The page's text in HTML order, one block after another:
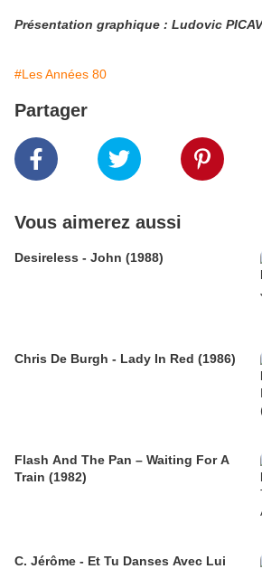
Présentation graphique : Ludovic
#Les Années 80
Partager
Vous aimerez aussi
Desireless - John (1988)
Chris De Burgh - Lady In Red (1986)
Flash And The Pan – Waiting For A
Train (1982)
C. Jérôme - Et Tu Danses Avec Lui